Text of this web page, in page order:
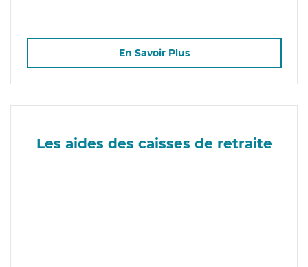
En Savoir Plus
Les aides des caisses de retraite